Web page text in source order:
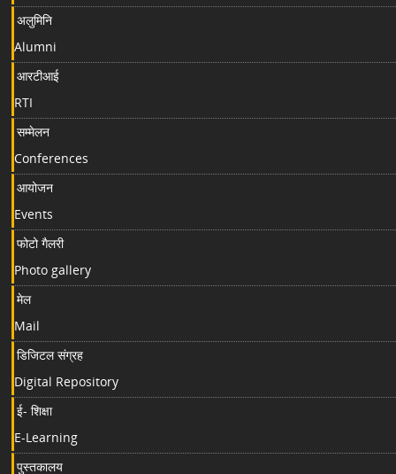
अलुमिनि
Alumni
आरटीआई
RTI
सम्मेलन
Conferences
आयोजन
Events
फोटो गैलरी
Photo gallery
मेल
Mail
डिजिटल संग्रह
Digital Repository
ई- शिक्षा
E-Learning
पुस्तकालय